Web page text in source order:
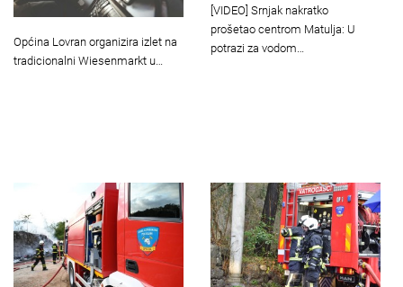
Općina Lovran organizira izlet na
tradicionalni Wiesenmarkt u…
[VIDEO] Srnjak nakratko
prošetao centrom Matulja: U
potrazi za vodom…